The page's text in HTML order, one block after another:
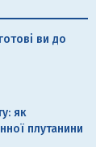
ви до
як
плутанини